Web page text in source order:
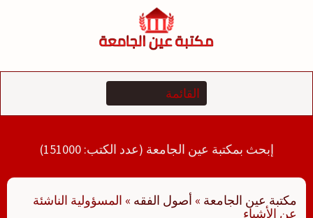
إبحث بمكتبة عين الجامعة (عدد الكتب: 151000)
مكتبة عين الجامعة » أصول الفقه » المسؤولية الناشئة
عن الأشياء